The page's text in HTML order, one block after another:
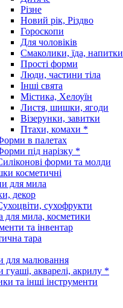
Різне
Новий рік, Різдво
Гороскопи
Для чоловіків
Смаколики, їда, напитки
Прості форми
Люди, частини тіла
Інші свята
Містика, Хелоуїн
Листя, шишки, ягоди
Візерунки, завитки
Птахи, комахи *
в палетах
під нарізку *
форми та молди
косметичні
для мила
декор
сухофрукти
для мила, косметики
та інвентар
тара
для малювання
гуаші, акварелі, акрилу *
та інші інструменти